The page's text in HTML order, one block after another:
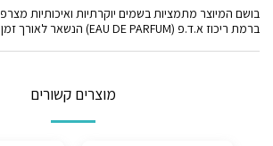
בושם המיוצר מתמציות בשמים יוקרתיות ואיכותיות
ברמת ריכוז א.ד.פ (EAU DE PARFUM) הנשאר לאורך זמן רב על הגוף.
מוצרים קשורים